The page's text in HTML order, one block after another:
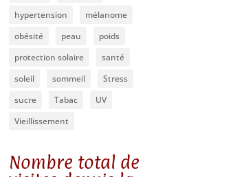
hypertension
mélanome
obésité
peau
poids
protection solaire
santé
soleil
sommeil
Stress
sucre
Tabac
UV
Vieillissement
Nombre total de